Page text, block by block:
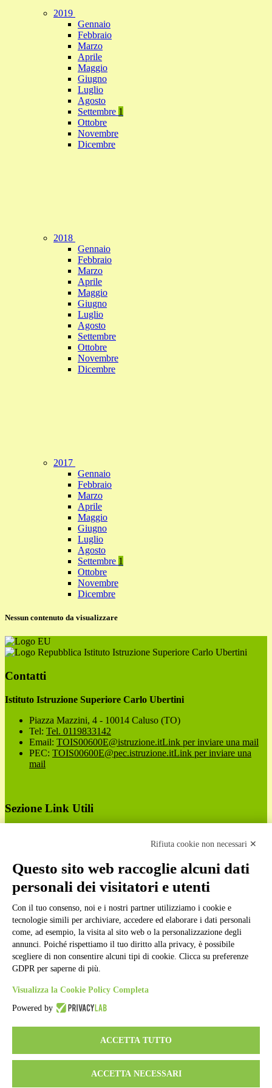
2019
Gennaio
Febbraio
Marzo
Aprile
Maggio
Giugno
Luglio
Agosto
Settembre 1
Ottobre
Novembre
Dicembre
2018
Gennaio
Febbraio
Marzo
Aprile
Maggio
Giugno
Luglio
Agosto
Settembre
Ottobre
Novembre
Dicembre
2017
Gennaio
Febbraio
Marzo
Aprile
Maggio
Giugno
Luglio
Agosto
Settembre 1
Ottobre
Novembre
Dicembre
Nessun contenuto da visualizzare
Istituto Istruzione Superiore Carlo Ubertini
Contatti
Istituto Istruzione Superiore Carlo Ubertini
Piazza Mazzini, 4 - 10014 Caluso (TO)
Tel: Tel. 0119833142
Email: TOIS00600E@istruzione.itLink per inviare una mail
PEC: TOIS00600E@pec.istruzione.itLink per inviare una
mail
Sezione Link Utili
Ufficio Relazioni con il Pubblico
Dichiarazione di accessibilità
Obiettivi di accessibilità
Gestione consensi cookie
Amministrazione trasparente
Pagina visualizzata
285548volte
Sezione Copyright
Copyright 2026 | Engineered and powered by Gruppo Spaggiari
Parma S.p.A. | Divisione Publishing & New Social Media
Rifiuta cookie non necessari ✕
Questo sito web raccoglie alcuni dati
personali dei visitatori e utenti
Con il tuo consenso, noi e i nostri partner utilizziamo i cookie e
tecnologie simili per archiviare, accedere ed elaborare i dati personali
come, ad esempio, la visita al sito web o la personalizzazione degli
annunci. Poiché rispettiamo il tuo diritto alla privacy, è possibile
scegliere di non consentire alcuni tipi di cookie. Clicca su preferenze
GDPR per saperne di più.
Visualizza la Cookie Policy Completa
Powered by
ACCETTA TUTTO
ACCETTA NECESSARI